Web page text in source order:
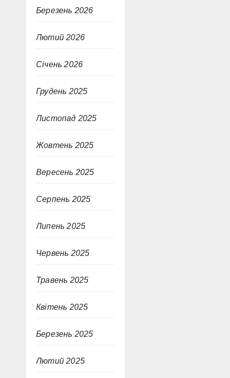
Березень 2026
Лютий 2026
Січень 2026
Грудень 2025
Листопад 2025
Жовтень 2025
Вересень 2025
Серпень 2025
Липень 2025
Червень 2025
Травень 2025
Квітень 2025
Березень 2025
Лютий 2025